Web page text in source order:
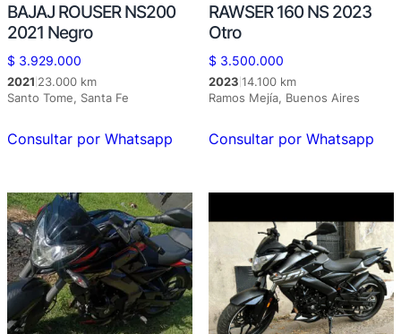
BAJAJ ROUSER NS200
2021 Negro
$ 3.929.000
2021 23.000 km
Santo Tome, Santa Fe
Consultar por Whatsapp
RAWSER 160 NS 2023
Otro
$3.500.000
2023 14.100 km
Ramos Mejía, Buenos Aires
Consultar por Whatsapp